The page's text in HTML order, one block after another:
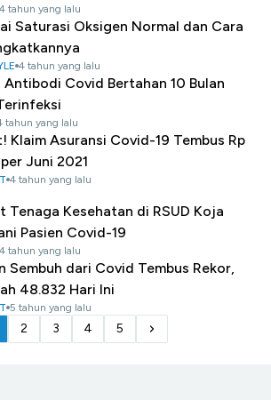
4 tahun yang lalu
Saturasi Oksigen Normal dan Cara
4 tahun yang lalu
Antibodi Covid Bertahan 10 Bulan
tahun yang lalu
Klaim Asuransi Covid-19 Tembus Rp
Juni 2021
4 tahun yang lalu
Tenaga Kesehatan di RSUD Koja
Pasien Covid-19
4 tahun yang lalu
Sembuh dari Covid Tembus Rekor,
48.832 Hari Ini
5 tahun yang lalu
2 3 4 5